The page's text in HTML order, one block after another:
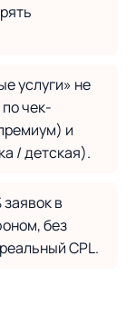
услуги» не
чек-
и
/ детская).
в
без
CPL.